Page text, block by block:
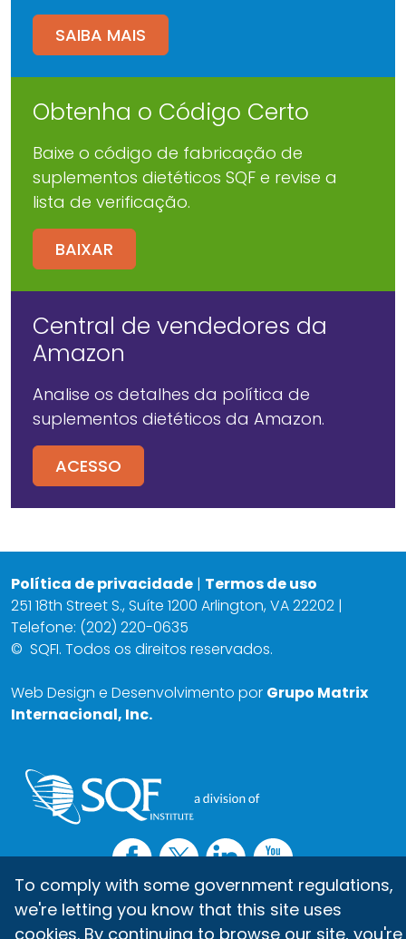
SAIBA MAIS
Obtenha o Código Certo
Baixe o código de fabricação de
suplementos dietéticos SQF e revise a
lista de verificação.
BAIXAR
Central de vendedores da
Amazon
Analise os detalhes da política de
suplementos dietéticos da Amazon.
ACESSO
Política de privacidade | Termos de uso
251 18th Street S., Suíte 1200 Arlington, VA 22202 |
Telefone: (202) 220-0635
© SQFI. Todos os direitos reservados.
Web Design e Desenvolvimento por Grupo Matrix
Internacional, Inc.
To comply with some government regulations,
we're letting you know that this site uses
cookies. By continuing to browse our site, you're